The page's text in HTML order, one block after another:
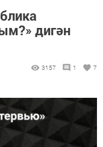
дигән
3157 1 7